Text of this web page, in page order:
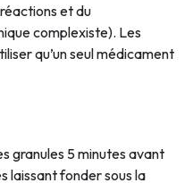
et du
complexiste). Les
qu’un seul médicament
granules 5 minutes avant
laissant fonder sous la